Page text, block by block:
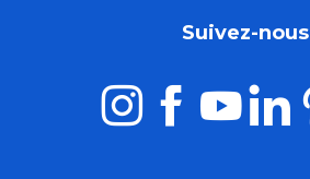
Suivez-nous